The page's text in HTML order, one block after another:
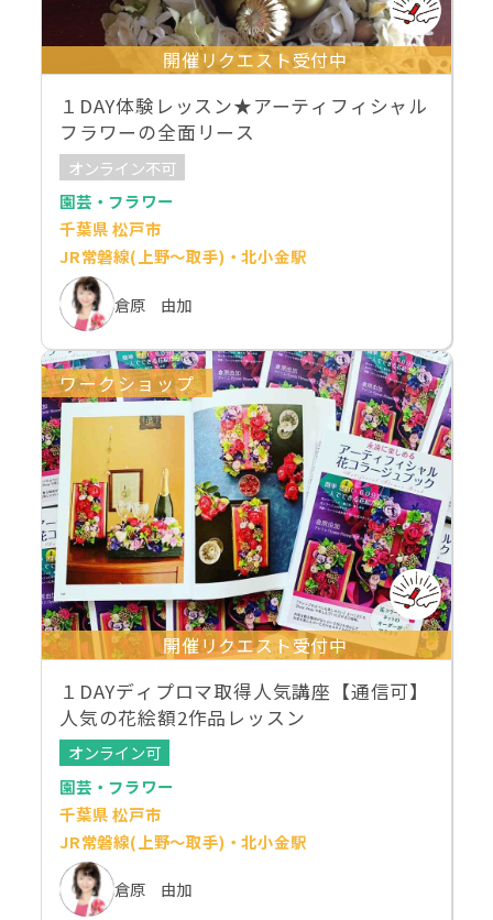
開催リクエスト受付中
１DAY体験レッスン★アーティフィシャル
フラワーの全面リース
オンライン不可
園芸・フラワー
千葉県 松戸市
JR常磐線(上野～取手)・北小金駅
倉原 由加
ワークショップ
開催リクエスト受付中
１DAYディプロマ取得人気講座【通信可】
人気の花絵額2作品レッスン
オンライン可
園芸・フラワー
千葉県 松戸市
JR常磐線(上野～取手)・北小金駅
倉原 由加